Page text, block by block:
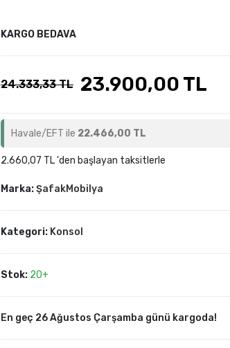
KARGO BEDAVA
24.333,33 TL 23.900,00 TL
Havale/EFT ile 22.466,00 TL
2.660,07 TL 'den başlayan taksitlerle
Marka:ŞafakMobilya
Kategori: Konsol
Stok: 20+
En geç 26 Ağustos Çarşamba günü kargoda!